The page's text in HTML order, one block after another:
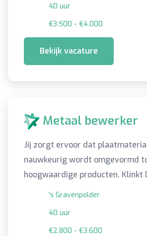
40 uur
€3.500 - €4.000
Bekijk vacature
Metaal bewerker
Jij zorgt ervoor dat
nauwkeurig wordt omgevormd
hoogwaardige producten. Klinkt
Lees dan snel verder!
's Gravenpolder
40 uur
€2.800 - €3.600